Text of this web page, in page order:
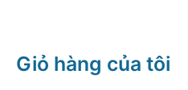
Giỏ hàng của tôi